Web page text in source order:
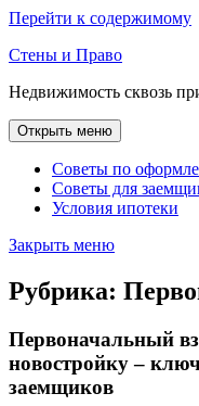
Перейти к содержимому
Стены и Право
Недвижимость сквозь
Открыть меню
Советы по
Советы для
Условия ипотеки
Закрыть меню
Рубрика:
Первоначальный
новостройку –
заемщиков